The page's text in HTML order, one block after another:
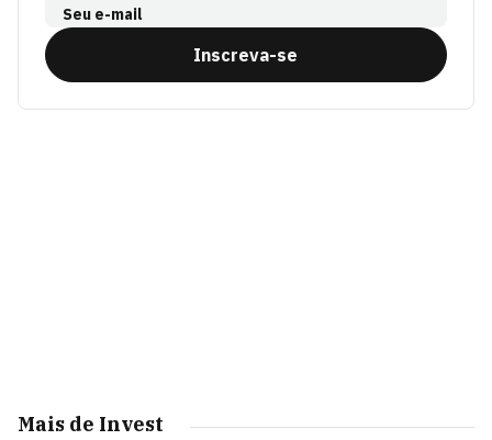
Seu e-mail
Inscreva-se
Mais de Invest